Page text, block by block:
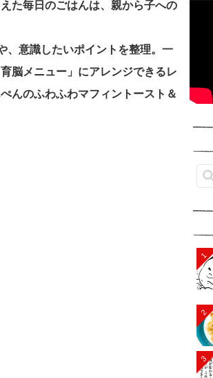
た毎日のごはんは、親から子への
、意識したいポイントを整理。一
脳メニュー」にアレンジできるレ
んのふわふわマフィントースト＆
1
2
3